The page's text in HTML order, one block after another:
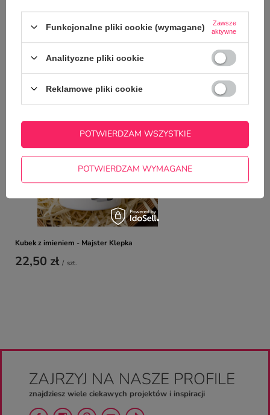
niezwłocznie, najciekawsze pytania i
ZADAJ PYTANIE
NAJCZĘŚCIEJ KUPOWANE Z
TYM TOWAREM
Kubek z imieniem - Majster Klepka
22,50 zł / szt.
Śmieszna
4,99 zł /
ZAJRZYJ NA NASZE PROFILE
znajdziesz wiele ciekawych projektów i inspiracji
Funkcjonalne pliki cookie (wymagane)
Zawsze
aktywne
Analityczne pliki cookie
Reklamowe pliki cookie
POTWIERDZAM WYMAGANE
POTWIERDZAM WSZYSTKIE